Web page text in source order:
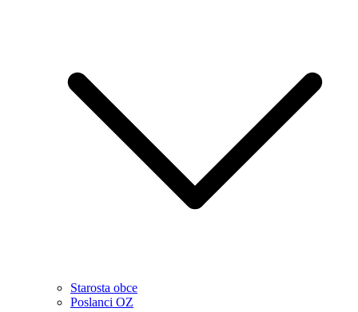
Starosta obce
Poslanci OZ